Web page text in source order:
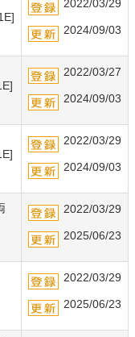
2022/03/29
2024/09/03
2022/03/27
2024/09/03
2022/03/29
2024/09/03
2022/03/29
2025/06/23
2022/03/29
2025/06/23